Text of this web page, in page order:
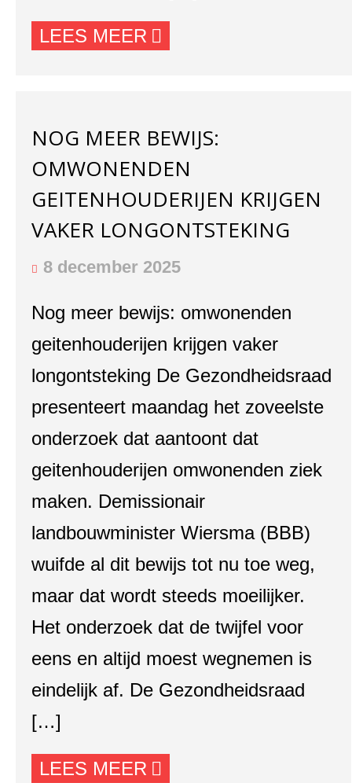
LEES MEER
NOG MEER BEWIJS:
OMWONENDEN
GEITENHOUDERIJEN KRIJGEN
VAKER LONGONTSTEKING
8 december 2025
Nog meer bewijs: omwonenden
geitenhouderijen krijgen vaker
longontsteking De Gezondheidsraad
presenteert maandag het zoveelste
onderzoek dat aantoont dat
geitenhouderijen omwonenden ziek
maken. Demissionair
landbouwminister Wiersma (BBB)
wuifde al dit bewijs tot nu toe weg,
maar dat wordt steeds moeilijker.
Het onderzoek dat de twijfel voor
eens en altijd moest wegnemen is
eindelijk af. De Gezondheidsraad
[…]
LEES MEER